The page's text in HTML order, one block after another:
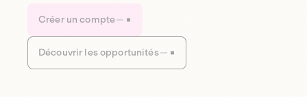
Créer un compte
Découvrir les opportunités